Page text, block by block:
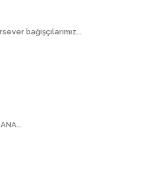
bağışçılarımız...